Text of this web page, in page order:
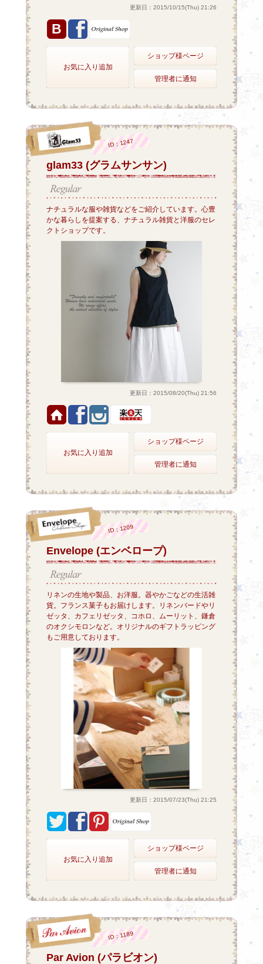
更新日：2015/10/15(Thu) 21:26
B
お気に入り追加
ショップ様ページ
管理者に通知
glam33 (グラムサンサン)
ID：1247
ナチュラルな服や雑貨などをご紹介しています。心豊
かな暮らしを提案する、ナチュラル雑貨と洋服のセレ
クトショップです。
更新日：2015/08/20(Thu) 21:56
お気に入り追加
ショップ様ページ
管理者に通知
Envelope (エンベロープ)
ID：1209
リネンの生地や製品、お洋服。器やかごなどの生活雑
貨。フランス菓子もお届けします。リネンバードやリ
ゼッタ、カフェリゼッタ、コホロ、ムーリット、鎌倉
のオクシモロンなど。オリジナルのギフトラッピング
もご用意しております。
更新日：2015/07/23(Thu) 21:25
お気に入り追加
ショップ様ページ
管理者に通知
Par Avion (パラビオン)
ID：1189